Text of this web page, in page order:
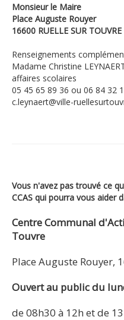
Monsieur le Maire
Place Auguste Rouyer
16600 RUELLE SUR TOUVRE
Renseignements
Madame Christine
affaires scolaires
05 45 65 89 36 ou 06 84 32
c.leynaert@ville-
Vous n'avez pas trouvé ce
CCAS qui pourra vous aider
Centre Communal
Touvre
Place Auguste Rouyer,
Ouvert au public du
de 08h30 à 12h et de